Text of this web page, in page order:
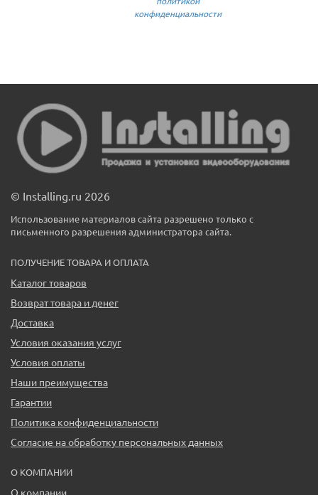
конфиденциальности
© Installing.ru 2026
Использование материалов сайта разрешено только с
письменного разрешения администратора сайта.
ПОЛУЧЕНИЕ ТОВАРА И ОПЛАТА
Каталог товаров
Возврат товара и денег
Доставка
Условия оказания услуг
Условия оплаты
Наши преимущества
Гарантии
Политика конфиденциальности
Согласие на обработку персональных данных
О КОМПАНИИ
О компании